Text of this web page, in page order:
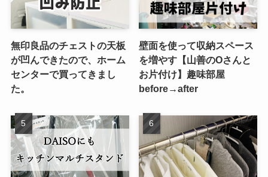
無印良品のチェストの天板
が凹んできたので、ホーム
センターで買ってきまし
た。
壁面を使って収納スペース
を増やす【山善のOさんと
お片付け】趣味部屋
before→after